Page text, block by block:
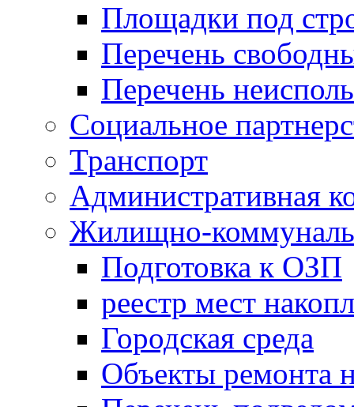
Площадки под
Перечень
Перечень
Социальное
Транспорт
Административная
Жилищно-
Подготовка к ОЗП
реестр мест
Городская среда
Объекты ремонта